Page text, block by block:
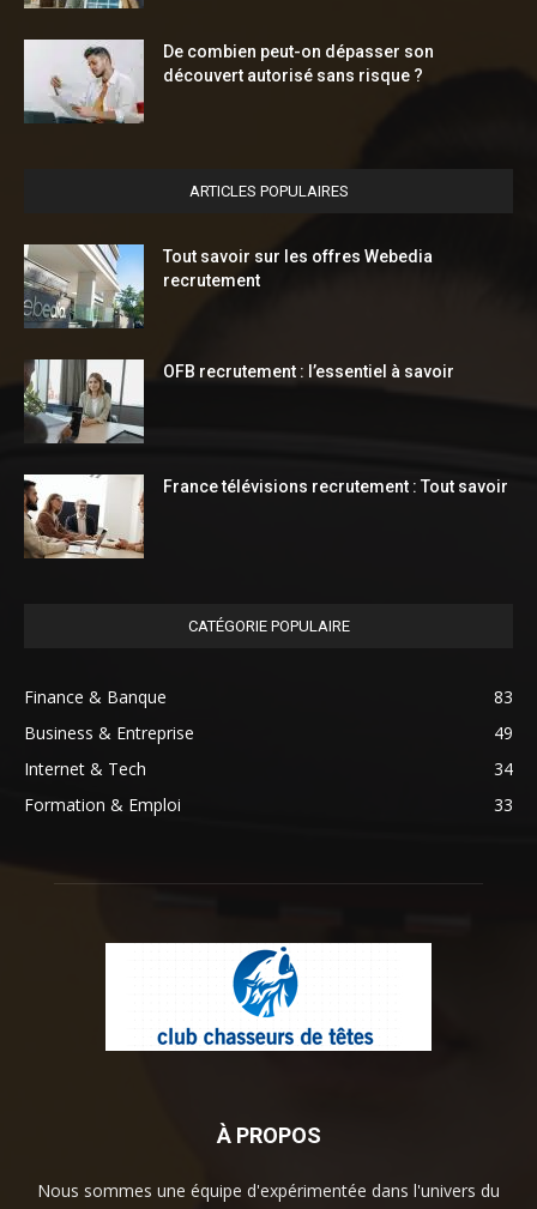
De combien peut-on dépasser son
découvert autorisé sans risque ?
ARTICLES POPULAIRES
Tout savoir sur les offres Webedia
recrutement
OFB recrutement : l’essentiel à savoir
France télévisions recrutement : Tout savoir
CATÉGORIE POPULAIRE
Finance & Banque
83
Business & Entreprise
49
Internet & Tech
34
Formation & Emploi
33
À PROPOS
Nous sommes une équipe d'expérimentée dans l'univers du